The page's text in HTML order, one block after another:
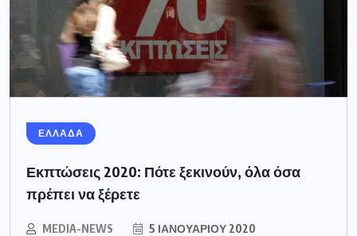
ΕΛΛΑΔΑ
Εκπτώσεις 2020: Πότε ξεκινούν, όλα όσα
πρέπει να ξέρετε
MEDIA-NEWS 5 ΙΑΝΟΥΑΡΊΟΥ 2020